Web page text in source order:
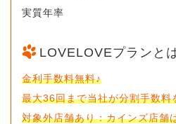
実質年率
LOVELOVEプランと
金利手数料無料♪
最大36回まで当社が分割手数
対象外店舗あり：カインズ店舗